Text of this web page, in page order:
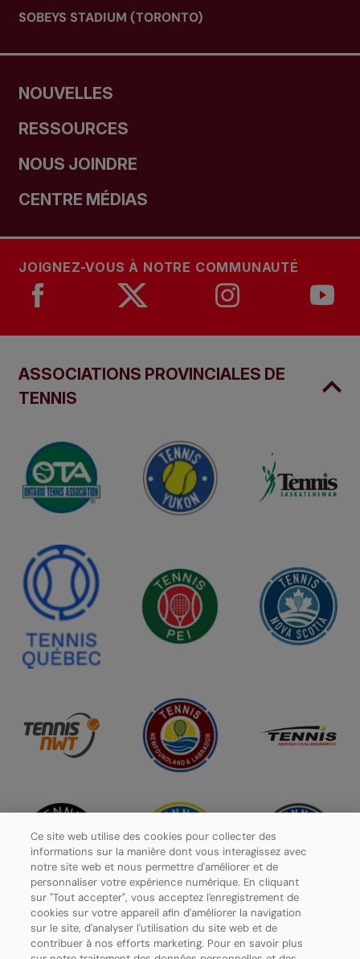
SOBEYS STADIUM (TORONTO)
NOUVELLES
RESSOURCES
NOUS JOINDRE
CENTRE MÉDIAS
JOIGNEZ-VOUS À NOTRE COMMUNAUTÉ
ASSOCIATIONS PROVINCIALES DE
TENNIS
Politique de confidentialité
Ce site web utilise des cookies pour collecter des
informations sur la manière dont vous interagissez avec
notre site web et nous permettre d'améliorer et de
personnaliser votre expérience numérique. En cliquant
sur "Tout accepter", vous acceptez l'enregistrement de
cookies sur votre appareil afin d'améliorer la navigation
sur le site, d'analyser l'utilisation du site web et de
contribuer à nos efforts marketing. Pour en savoir plus